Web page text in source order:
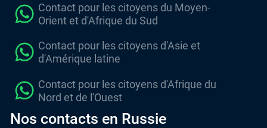
Contact pour les citoyens du Moyen-
Orient et d'Afrique du Sud
Contact pour les citoyens d'Asie et
d'Amérique latine
Contact pour les citoyens d'Afrique du
Nord et de l'Ouest
Nos contacts en Russie